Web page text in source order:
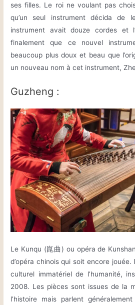
ses filles. Le roi ne voulant pas
qu’un seul instrument décida de
instrument avait douze cordes et
finalement que ce nouvel
beaucoup plus doux et beau que
un nouveau nom à cet instrument,
Guzheng :
Le Kunqu (崑曲) ou opéra de
d’opéra chinois qui soit encore
culturel immatériel de l’humanité,
2008. Les pièces sont issues de la
l’histoire mais parlent généralement